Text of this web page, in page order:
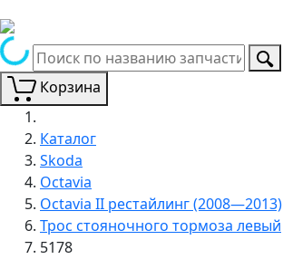
Корзина
Каталог
Skoda
Octavia
Octavia II рестайлинг (2008—2013)
Трос стояночного тормоза левый
5178